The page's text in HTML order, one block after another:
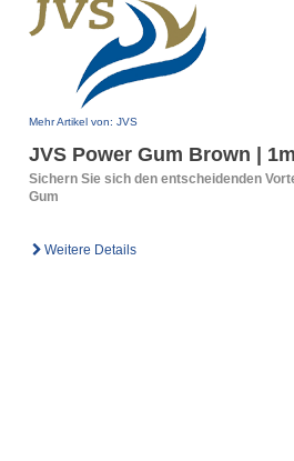
Mehr Artikel von: JVS
JVS Power Gum Brown |
Sichern Sie sich den entscheidenden
Gum
Weitere Details